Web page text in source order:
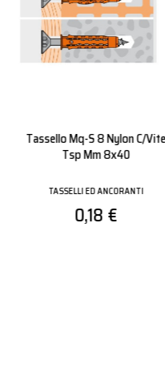
Guanto Nbr Grigio Poliestere
Spalmato Nitrile
GUANTI
0,59 €